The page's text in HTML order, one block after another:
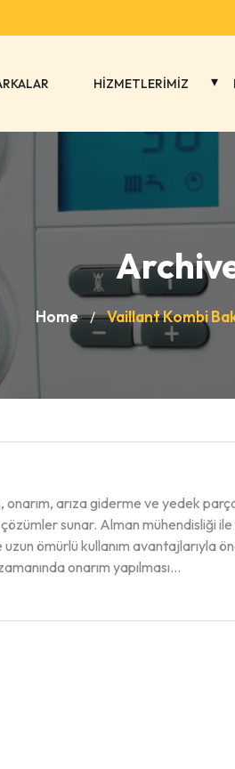
HİZMETLERİMİZ
Home / Vaillant Kombi
arıza giderme ve yedek
sunar. Alman mühendisliği
ömürlü kullanım avantajlarıyla
onarım yapılması…